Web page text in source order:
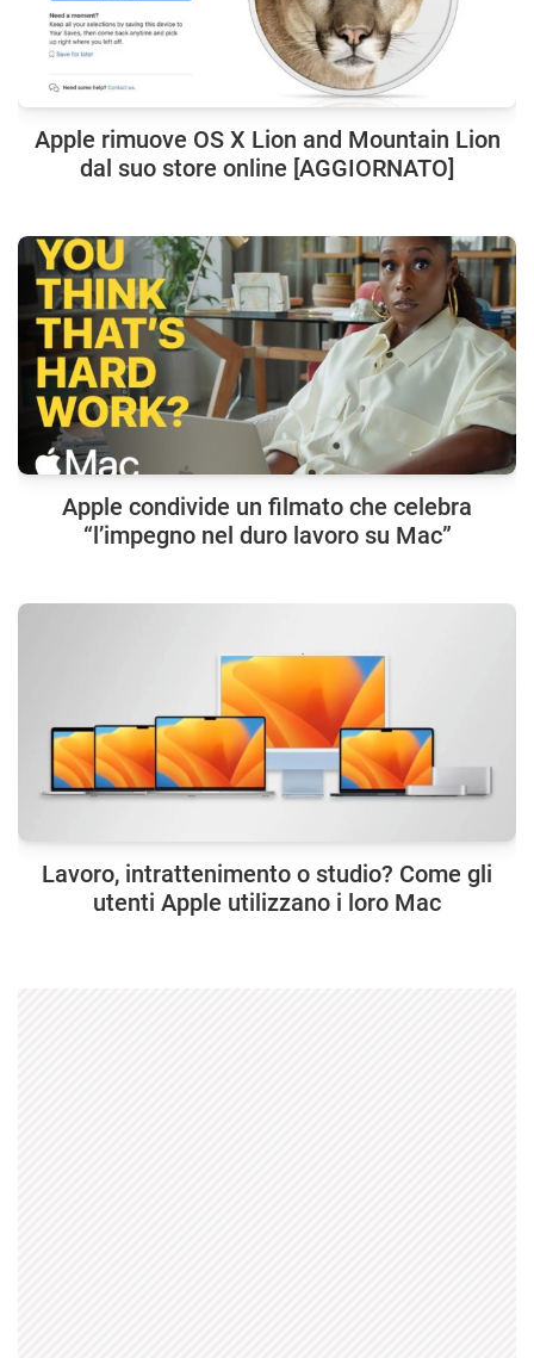
Apple rimuove OS X Lion and Mountain Lion
dal suo store online [AGGIORNATO]
Apple condivide un filmato che celebra
“l’impegno nel duro lavoro su Mac”
Lavoro, intrattenimento o studio? Come gli
utenti Apple utilizzano i loro Mac